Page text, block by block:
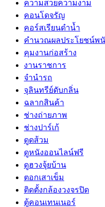
ความสวยความงาม
คอนโดจรัญ
คอร์สเรียนดำน้ำ
คำนวณผลประโยชน์พ
คุมงานก่อสร้าง
งานราชการ
จำนำรถ
จุลินทรีย์ดับกลิ่น
ฉลากสินค้า
ช่างถ่ายภาพ
ช่างปาร์เก้
ดูดส้วม
ดูหนังออนไลน์ฟรี
ดูฮวงจุ้ยบ้าน
ตอกเสาเข็ม
ติดตั้งกล้องวงจรปิด
ตู้คอนเทนเนอร์